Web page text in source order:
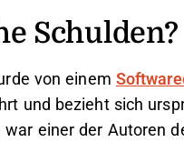
Schulden?
von einem
und bezieht sich
einer der Autoren